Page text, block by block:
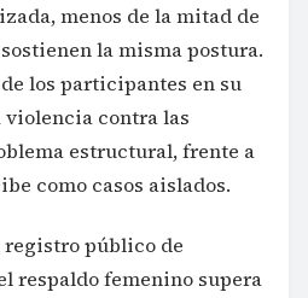
menos de la mitad de
la misma postura.
los participantes en su
contra las
estructural, frente a
como casos aislados.
registro público de
respaldo femenino supera